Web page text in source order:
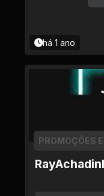
há 1 ano
PROMOÇÕES